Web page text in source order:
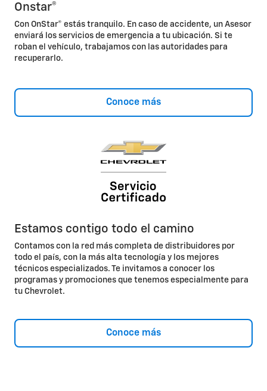
Onstar®
Con OnStar® estás tranquilo. En caso de accidente, un Asesor
enviará los servicios de emergencia a tu ubicación. Si te
roban el vehículo, trabajamos con las autoridades para
recuperarlo.
Conoce más
Estamos contigo todo el camino
Contamos con la red más completa de distribuidores por
todo el país, con la más alta tecnología y los mejores
técnicos especializados. Te invitamos a conocer los
programas y promociones que tenemos especialmente para
tu Chevrolet.
Conoce más